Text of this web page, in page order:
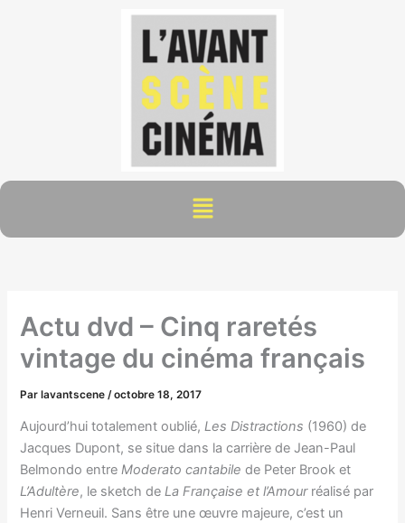
Menu
Actu dvd – Cinq raretés
vintage du cinéma français
Parlavantscene /octobre 18, 2017
Aujourd’hui totalement oublié, Les Distractions (1960) de
Jacques Dupont, se situe dans la carrière de Jean-Paul
Belmondo entreModerato cantabile de Peter Brook et
L’Adultère, le sketch deLa Française et l’Amourréalisé par
Henri Verneuil. Sans être une œuvre majeure, c’est un